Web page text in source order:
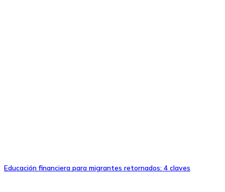
Educación financiera para migrantes retornados: 4 claves